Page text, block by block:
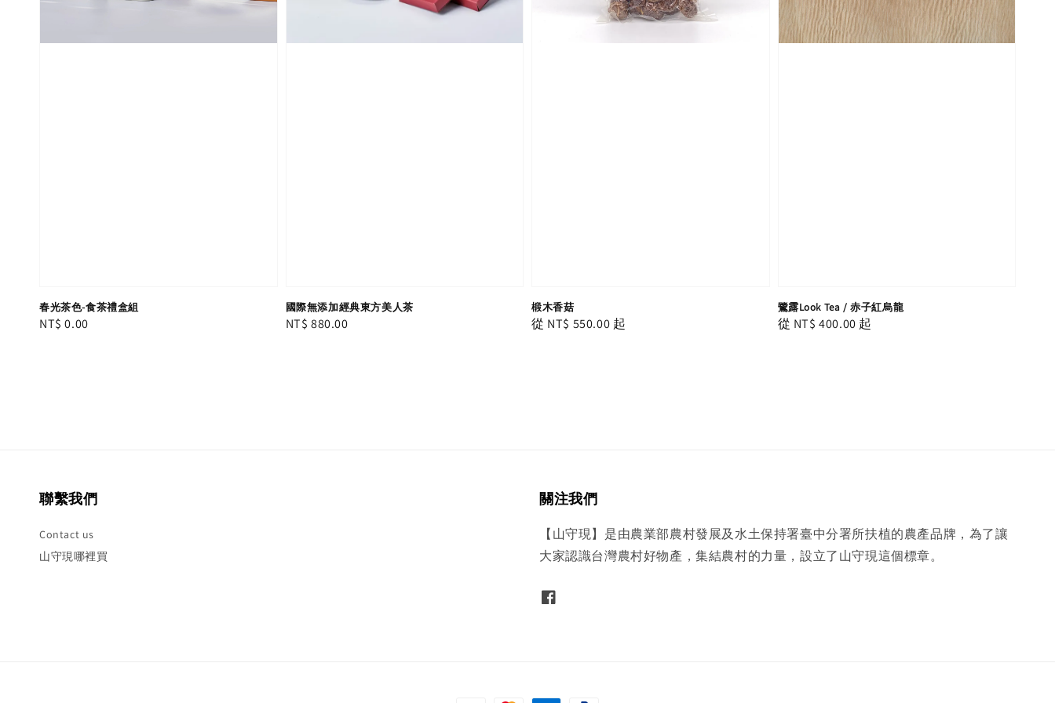
春光茶色-食茶禮盒組
Regular
NT$ 0.00
國際無添加經典東方美人茶
Regular
NT$ 880.00
椴木香菇
Regular
從 NT$ 550.00 起
鷺露Look Tea / 赤子紅烏龍
Regular
從 NT$ 400.00 起
聯繫我們
Contact us
山守現哪裡買
關注我們
【山守現】是由農業部農村發展及水土保持署臺中分署所扶植的農產品牌，為了讓
大家認識台灣農村好物產，集結農村的力量，設立了山守現這個標章。